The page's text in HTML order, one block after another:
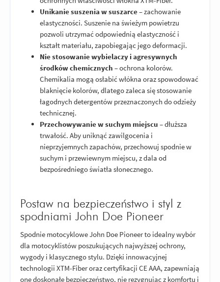
Unikanie suszenia w suszarce– zachowanie
elastyczności. Suszenie na świeżym powietrzu
pozwoli utrzymać odpowiednią elastyczność i
kształt materiału, zapobiegając jego deformacji.
Nie stosowanie wybielaczy i agresywnych
środków chemicznych – ochrona kolorów.
Chemikalia mogą osłabić włókna oraz spowodować
blaknięcie kolorów, dlatego zaleca się stosowanie
łagodnych detergentów przeznaczonych do odzieży
technicznej.
Przechowywanie w suchym miejscu – dłuższa
trwałość. Aby uniknąć zawilgocenia i
nieprzyjemnych zapachów, przechowuj spodnie w
suchym i przewiewnym miejscu, z dala od
bezpośredniego światła słonecznego.
Postaw na bezpieczeństwo i styl z
spodniami John Doe Pioneer
Spodnie motocyklowe John Doe Pioneer to idealny wybór
dla motocyklistów poszukujących najwyższej ochrony,
wygody i klasycznego stylu. Dzięki innowacyjnej
technologii XTM-Fiber oraz certyfikacji CE AAA, zapewniają
one doskonałe bezpieczeństwo, nie rezygnując z komfortu i